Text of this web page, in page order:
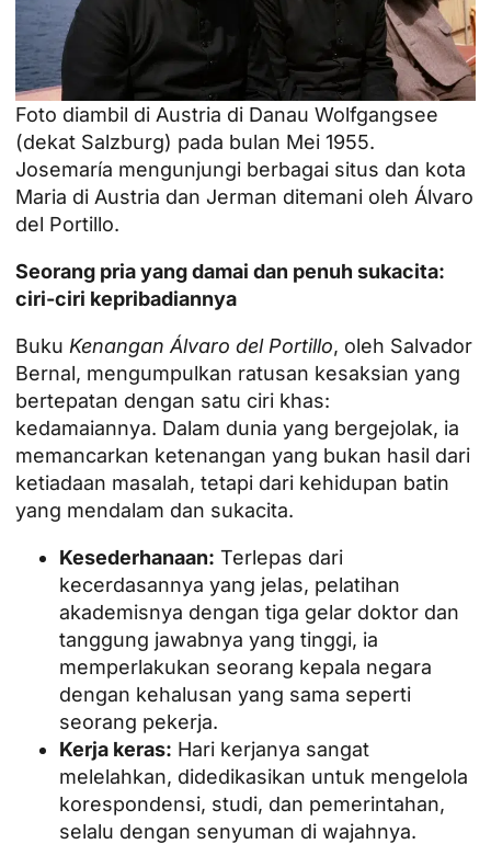
Foto diambil di Austria di Danau Wolfgangsee
(dekat Salzburg) pada bulan Mei 1955.
Josemaría mengunjungi berbagai situs dan kota
Maria di Austria dan Jerman ditemani oleh Álvaro
del Portillo.
Seorang pria yang damai dan penuh sukacita:
ciri-ciri kepribadiannya
Buku Kenangan Álvaro del Portillo, oleh Salvador
Bernal, mengumpulkan ratusan kesaksian yang
bertepatan dengan satu ciri khas:
kedamaiannya. Dalam dunia yang bergejolak, ia
memancarkan ketenangan yang bukan hasil dari
ketiadaan masalah, tetapi dari kehidupan batin
yang mendalam dan sukacita.
Kesederhanaan: Terlepas dari
kecerdasannya yang jelas, pelatihan
akademisnya dengan tiga gelar doktor dan
tanggung jawabnya yang tinggi, ia
memperlakukan seorang kepala negara
dengan kehalusan yang sama seperti
seorang pekerja.
Kerja keras: Hari kerjanya sangat
melelahkan, didedikasikan untuk mengelola
korespondensi, studi, dan pemerintahan,
selalu dengan senyuman di wajahnya.